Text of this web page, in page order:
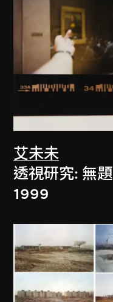
艾未未
透視研究: 無題
1999